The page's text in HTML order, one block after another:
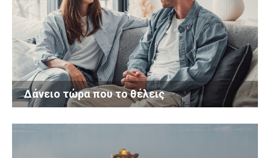
Δάνειο τώρα που το θέλεις